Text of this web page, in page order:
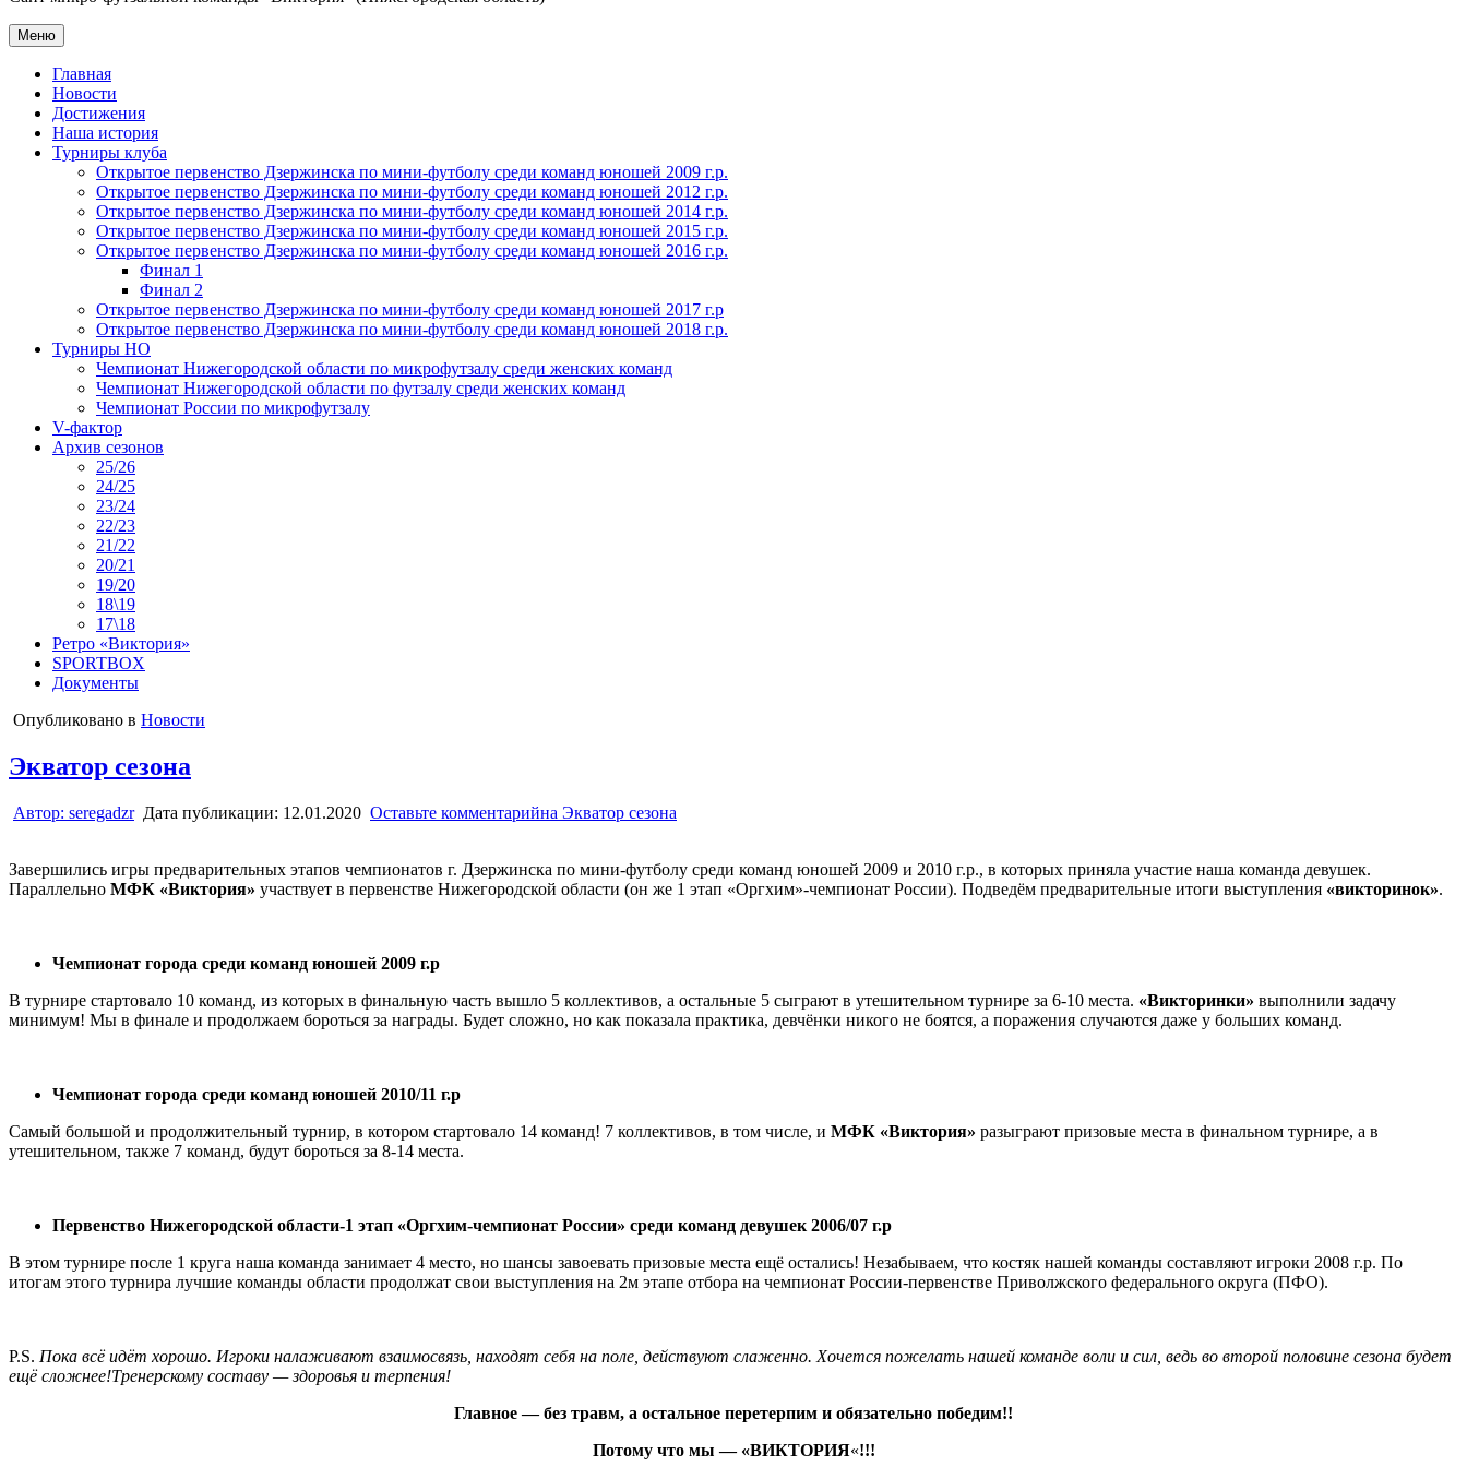
Меню
Главная
Новости
Достижения
Наша история
Турниры клуба
Открытое первенство Дзержинска по мини-футболу среди команд юношей 2009 г.р.
Открытое первенство Дзержинска по мини-футболу среди команд юношей 2012 г.р.
Открытое первенство Дзержинска по мини-футболу среди команд юношей 2014 г.р.
Открытое первенство Дзержинска по мини-футболу среди команд юношей 2015 г.р.
Открытое первенство Дзержинска по мини-футболу среди команд юношей 2016 г.р.
Финал 1
Финал 2
Открытое первенство Дзержинска по мини-футболу среди команд юношей 2017 г.р
Открытое первенство Дзержинска по мини-футболу среди команд юношей 2018 г.р.
Турниры НО
Чемпионат Нижегородской области по микрофутзалу среди женских команд
Чемпионат Нижегородской области по футзалу среди женских команд
Чемпионат России по микрофутзалу
V-фактор
Архив сезонов
25/26
24/25
23/24
22/23
21/22
20/21
19/20
18\19
17\18
Ретро «Виктория»
SPORTBOX
Документы
Опубликовано в Новости
Экватор сезона
Автор: seregadzr Дата публикации: 12.01.2020 Оставьте комментарийна Экватор сезона
Завершились игры предварительных этапов чемпионатов г. Дзержинска по мини-футболу среди команд юношей 2009 и 2010 г.р., в которых приняла участие наша команда девушек.
Параллельно МФК «Виктория» участвует в первенстве Нижегородской области (он же 1 этап «Оргхим»-чемпионат России). Подведём предварительные итоги выступления «викторинок».
Чемпионат города среди команд юношей 2009 г.р
В турнире стартовало 10 команд, из которых в финальную часть вышло 5 коллективов, а остальные 5 сыграют в утешительном турнире за 6-10 места. «Викторинки» выполнили задачу
минимум! Мы в финале и продолжаем бороться за награды. Будет сложно, но как показала практика, девчёнки никого не боятся, а поражения случаются даже у больших команд.
Чемпионат города среди команд юношей 2010/11 г.р
Самый большой и продолжительный турнир, в котором стартовало 14 команд! 7 коллективов, в том числе, и МФК «Виктория» разыграют призовые места в финальном турнире, а в
утешительном, также 7 команд, будут бороться за 8-14 места.
Первенство Нижегородской области-1 этап «Оргхим-чемпионат России» среди команд девушек 2006/07 г.р
В этом турнире после 1 круга наша команда занимает 4 место, но шансы завоевать призовые места ещё остались! Незабываем, что костяк нашей команды составляют игроки 2008 г.р. По
итогам этого турнира лучшие команды области продолжат свои выступления на 2м этапе отбора на чемпионат России-первенстве Приволжского федерального округа (ПФО).
P.S. Пока всё идёт хорошо. Игроки налаживают взаимосвязь, находят себя на поле, действуют слаженно. Хочется пожелать нашей команде воли и сил, ведь во второй половине сезона будет
ещё сложнее!Тренерскому составу — здоровья и терпения!
Главное — без травм, а остальное перетерпим и обязательно победим!!
Потому что мы — «ВИКТОРИЯ«!!!